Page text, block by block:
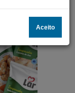
Aceito